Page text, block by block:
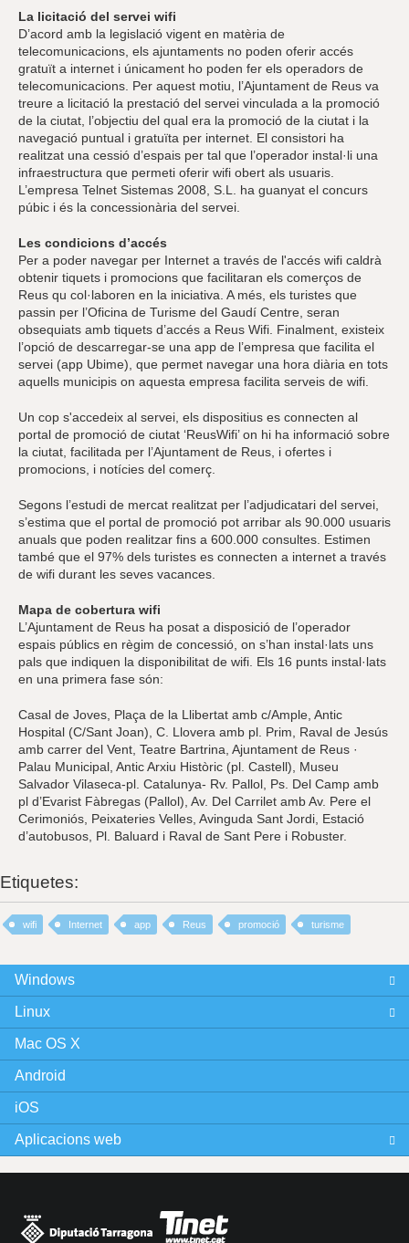
La licitació del servei wifi
D’acord amb la legislació vigent en matèria de
telecomunicacions, els ajuntaments no poden oferir accés
gratuït a internet i únicament ho poden fer els operadors de
telecomunicacions. Per aquest motiu, l’Ajuntament de Reus va
treure a licitació la prestació del servei vinculada a la promoció
de la ciutat, l’objectiu del qual era la promoció de la ciutat i la
navegació puntual i gratuïta per internet. El consistori ha
realitzat una cessió d’espais per tal que l’operador instal·li una
infraestructura que permeti oferir wifi obert als usuaris.
L’empresa Telnet Sistemas 2008, S.L. ha guanyat el concurs
púbic i és la concessionària del servei.
Les condicions d’accés
Per a poder navegar per Internet a través de l'accés wifi caldrà
obtenir tiquets i promocions que facilitaran els comerços de
Reus qu col·laboren en la iniciativa. A més, els turistes que
passin per l’Oficina de Turisme del Gaudí Centre, seran
obsequiats amb tiquets d’accés a Reus Wifi. Finalment, existeix
l’opció de descarregar-se una app de l’empresa que facilita el
servei (app Ubime), que permet navegar una hora diària en tots
aquells municipis on aquesta empresa facilita serveis de wifi.
Un cop s'accedeix al servei, els dispositius es connecten al
portal de promoció de ciutat ‘ReusWifi’ on hi ha informació sobre
la ciutat, facilitada per l’Ajuntament de Reus, i ofertes i
promocions, i notícies del comerç.
Segons l’estudi de mercat realitzat per l’adjudicatari del servei,
s’estima que el portal de promoció pot arribar als 90.000 usuaris
anuals que poden realitzar fins a 600.000 consultes. Estimen
també que el 97% dels turistes es connecten a internet a través
de wifi durant les seves vacances.
Mapa de cobertura wifi
L’Ajuntament de Reus ha posat a disposició de l’operador
espais públics en règim de concessió, on s’han instal·lats uns
pals que indiquen la disponibilitat de wifi. Els 16 punts instal·lats
en una primera fase són:
Casal de Joves, Plaça de la Llibertat amb c/Ample, Antic
Hospital (C/Sant Joan), C. Llovera amb pl. Prim, Raval de Jesús
amb carrer del Vent, Teatre Bartrina, Ajuntament de Reus ·
Palau Municipal, Antic Arxiu Històric (pl. Castell), Museu
Salvador Vilaseca-pl. Catalunya- Rv. Pallol, Ps. Del Camp amb
pl d’Evarist Fàbregas (Pallol), Av. Del Carrilet amb Av. Pere el
Cerimoniós, Peixateries Velles, Avinguda Sant Jordi, Estació
d’autobusos, Pl. Baluard i Raval de Sant Pere i Robuster.
Etiquetes:
wifi Internet app Reus promoció turisme
Windows
Linux
Mac OS X
Android
iOS
Aplicacions web